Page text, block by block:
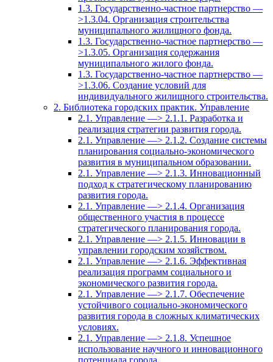
1.3. Государственно-частное партнерство —
>1.3.04. Организация строительства
муниципального жилищного фонда.
1.3. Государственно-частное партнерство —
>1.3.05. Организация содержания
муниципального жилого фонда.
1.3. Государственно-частное партнерство —
>1.3.06. Создание условий для
индивидуального жилищного строительства.
2. Библиотека городских практик. Управление
2.1. Управление —> 2.1.1. Разработка и
реализация стратегии развития города.
2.1. Управление —> 2.1.2. Создание системы
планирования социально-экономического
развития в муниципальном образовании.
2.1. Управление —> 2.1.3. Инновационный
подход к стратегическому планированию
развития города.
2.1. Управление —> 2.1.4. Организация
общественного участия в процессе
стратегического планирования города.
2.1. Управление —> 2.1.5. Инновации в
управлении городским хозяйством.
2.1. Управление —> 2.1.6. Эффективная
реализация программ социального и
экономического развития города.
2.1. Управление —> 2.1.7. Обеспечение
устойчивого социально-экономического
развития города в сложных климатических
условиях.
2.1. Управление —> 2.1.8. Успешное
использование научного и инновационного
потенциала города.